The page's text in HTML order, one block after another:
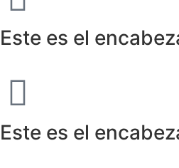
Este es el
Este es el